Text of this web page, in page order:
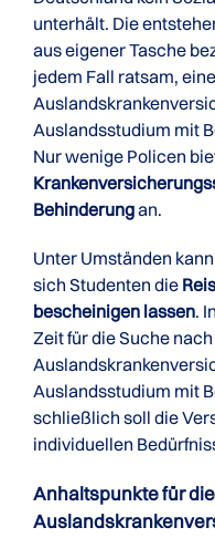
unterhält. Die
aus eigener Tasche
jedem Fall ratsam,
Auslandsstudium mit
Nur wenige Policen
Behinderungan.
Unter Umständen
sich Studenten die
bescheinigen lassen.
Zeit für die Suche
Auslandsstudium mit
schließlich soll die
individuellen
Anhaltspunkte für